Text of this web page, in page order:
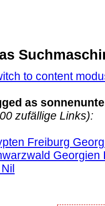
to content
as
zufällige Links):
Freiburg
Georgien